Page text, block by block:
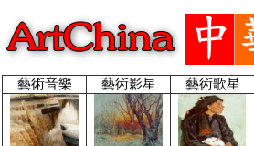
藝術音樂 藝術影星 藝術歌星